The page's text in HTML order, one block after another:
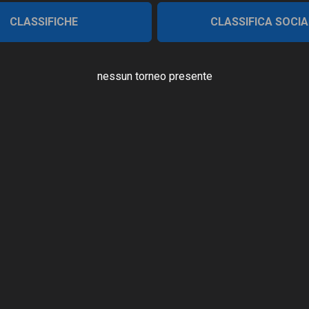
CLASSIFICHE CLASSIFICA
nessun torneo presente